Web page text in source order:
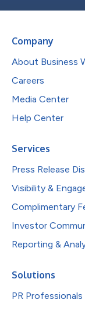
Company
About Business
Careers
Media Center
Help Center
Services
Press Release
Visibility &
Complimentary
Investor
Reporting &
Solutions
PR Professionals